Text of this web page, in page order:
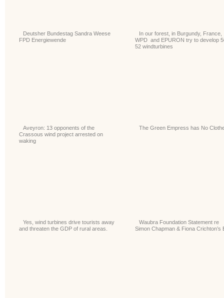
Deutsher Bundestag Sandra Weese
FPD Energiewende
In our forest, in Burgundy, France,
WPD and EPURON try to develop
52 windturbines
Aveyron: 13 opponents of the
Crassous wind project arrested on
waking
The Green Empress has No
Yes, wind turbines drive tourists away
and threaten the GDP of rural areas.
Waubra Foundation Statement re
Simon Chapman & Fiona Crichton’s